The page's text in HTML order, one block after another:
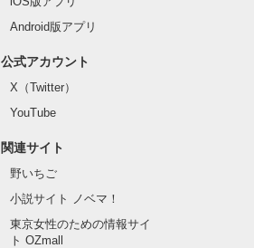
Android版アプリ
公式アカウント
X（Twitter）
YouTube
関連サイト
野いちご
小説サイト ノベマ！
東京女性のための情報サイ
ト OZmall